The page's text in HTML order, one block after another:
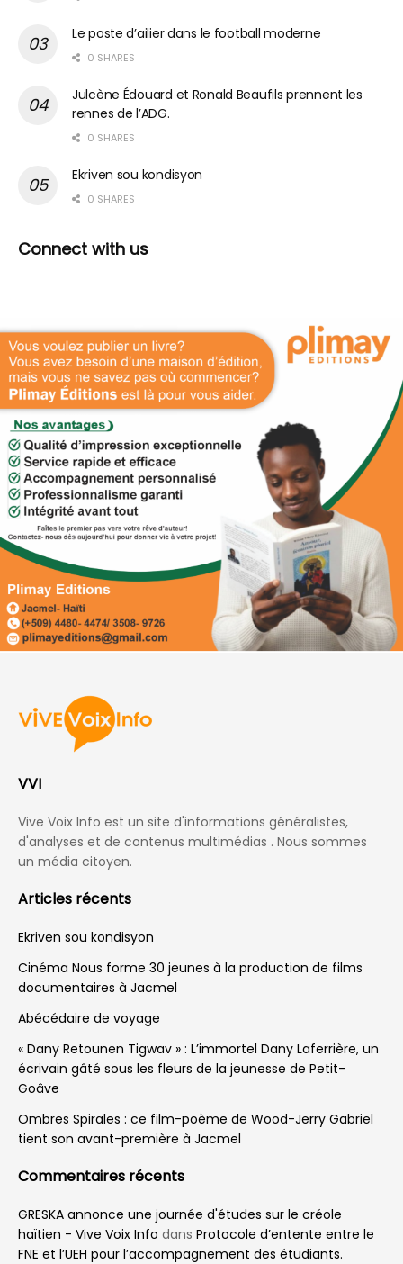
Le poste d’ailier dans le football moderne
0 SHARES
Julcène Édouard et Ronald Beaufils prennent les
rennes de l’ADG.
0 SHARES
Ekriven sou kondisyon
0 SHARES
Connect with us
VVI
Vive Voix Info est un site d'informations généralistes,
d'analyses et de contenus multimédias . Nous sommes
un média citoyen.
Articles récents
Ekriven sou kondisyon
Cinéma Nous forme 30 jeunes à la production de films
documentaires à Jacmel
Abécédaire de voyage
« Dany Retounen Tigwav » : L’immortel Dany Laferrière, un
écrivain gâté sous les fleurs de la jeunesse de Petit-
Goâve
Ombres Spirales : ce film-poème de Wood-Jerry Gabriel
tient son avant-première à Jacmel
Commentaires récents
GRESKA annonce une journée d'études sur le créole
haïtien - Vive Voix Info dans Protocole d’entente entre le
FNE et l’UEH pour l’accompagnement des étudiants.